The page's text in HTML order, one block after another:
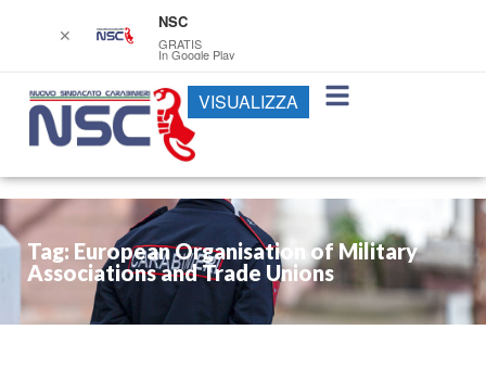
Tag: European Organisation of Military
Associations and Trade Unions
✕
NSC
GRATIS
In Google Play
VISUALIZZA